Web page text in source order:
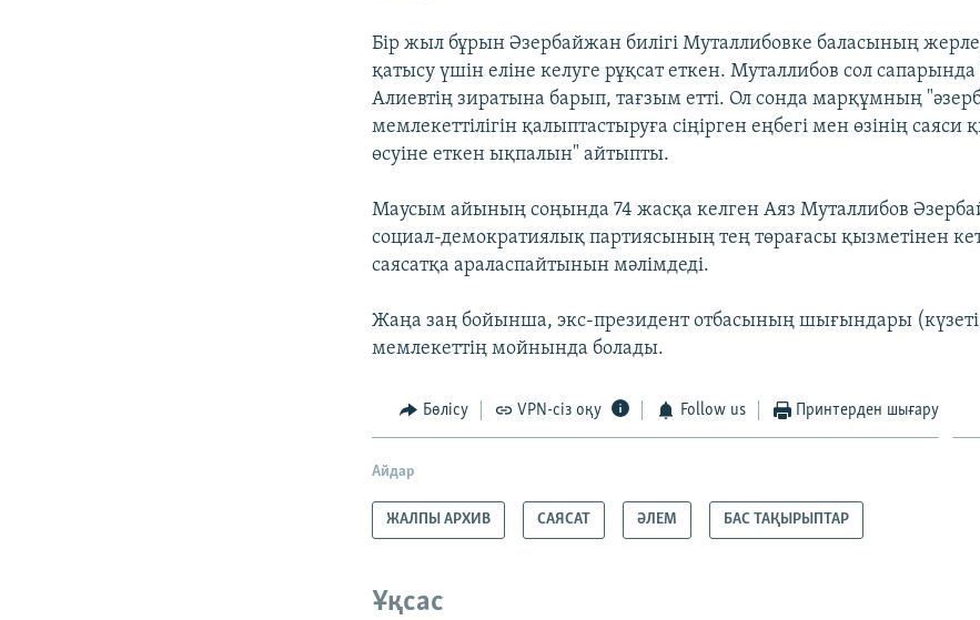
Бір жыл бұрын Әзербайжан билігі Муталлибовке баласының
қатысу үшін еліне келуге рұқсат еткен. Муталлибов сол сапарында
Алиевтің зиратына барып, тағзым етті. Ол сонда марқұмның
мемлекеттілігін қалыптастыруға сіңірген еңбегі мен өзінің саяси
өсуіне еткен ықпалын" айтыпты.
Маусым айының соңында 74 жасқа келген Аяз Муталлибов
социал-демократиялық партиясының тең төрағасы қызметінен
саясатқа араласпайтынын мәлімдеді.
Жаңа заң бойынша, экс-президент отбасының шығындары (күзеті,
мемлекеттің мойнында болады.
Бөлісу VPN-сіз оқу Follow us Принтерден шығару
Айдар
ЖАЛПЫ АРХИВ САЯСАТ ӘЛЕМ БАС ТАҚЫРЫПТАР
Ұқсас